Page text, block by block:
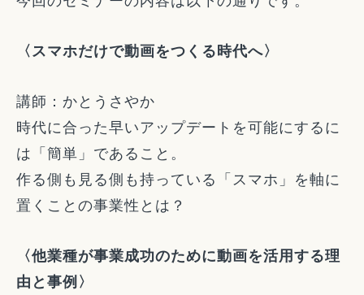
〈スマホだけで動画をつくる時代へ〉
講師：かとうさやか
時代に合った早いアップデートを可能にするに
は「簡単」であること。
作る側も見る側も持っている「スマホ」を軸に
置くことの事業性とは？
〈他業種が事業成功のために動画を活用する理
由と事例〉